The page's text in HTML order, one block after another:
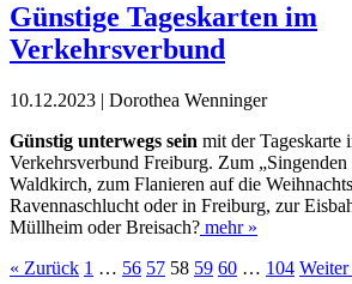
Günstige Tageskarten im
Verkehrsverbund
10.12.2023 | Dorothea Wenninger
Günstig unterwegs sein mit der
Verkehrsverbund Freiburg. Zum „Singenden
Waldkirch, zum Flanieren auf die
Ravennaschlucht oder in Freiburg, zur
Müllheim oder Breisach? mehr »
« Zurück 1 … 56 57 58 59 60 … 104 Weiter